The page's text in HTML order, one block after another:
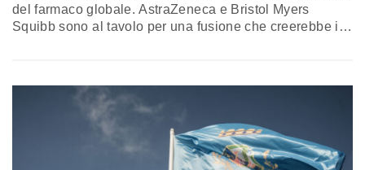
del farmaco globale. AstraZeneca e Bristol Myers
Squibb sono al tavolo per una fusione che creerebbe il
sbarco di AstraZeneca a Wall Street, e mentre a Londra
cresce il timore di un altro grande nome britannico in
fuga dalla City